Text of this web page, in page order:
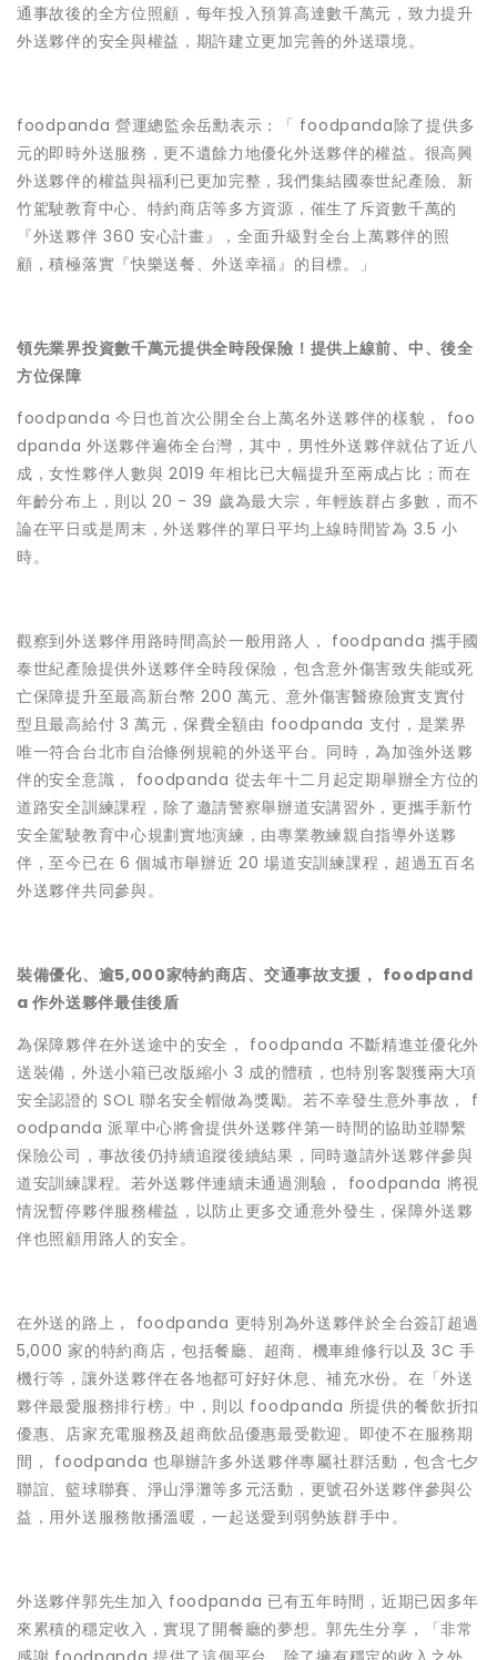
通事故後的全方位照顧，每年投入預算高達數千萬元，致力提升
外送夥伴的安全與權益，期許建立更加完善的外送環境。
foodpanda 營運總監余岳勳表示：「 foodpanda除了提供多
元的即時外送服務，更不遺餘力地優化外送夥伴的權益。很高興
外送夥伴的權益與福利已更加完整，我們集結國泰世紀產險、新
竹駕駛教育中心、特約商店等多方資源，催生了斥資數千萬的
『外送夥伴 360 安心計畫』，全面升級對全台上萬夥伴的照
顧，積極落實『快樂送餐、外送幸福』的目標。」
領先業界投資數千萬元提供全時段保險！提供上線前、中、後全
方位保障
foodpanda 今日也首次公開全台上萬名外送夥伴的樣貌， foo
dpanda 外送夥伴遍佈全台灣，其中，男性外送夥伴就佔了近八
成，女性夥伴人數與 2019 年相比已大幅提升至兩成占比；而在
年齡分布上，則以 20 - 39 歲為最大宗，年輕族群占多數，而不
論在平日或是周末，外送夥伴的單日平均上線時間皆為 3.5 小
時。
觀察到外送夥伴用路時間高於一般用路人， foodpanda 攜手國
泰世紀產險提供外送夥伴全時段保險，包含意外傷害致失能或死
亡保障提升至最高新台幣 200 萬元、意外傷害醫療險實支實付
型且最高給付 3 萬元，保費全額由 foodpanda 支付，是業界
唯一符合台北市自治條例規範的外送平台。同時，為加強外送夥
伴的安全意識， foodpanda 從去年十二月起定期舉辦全方位的
道路安全訓練課程，除了邀請警察舉辦道安講習外，更攜手新竹
安全駕駛教育中心規劃實地演練，由專業教練親自指導外送夥
伴，至今已在 6 個城市舉辦近 20 場道安訓練課程，超過五百名
外送夥伴共同參與。
裝備優化、逾5,000家特約商店、交通事故支援， foodpand
a 作外送夥伴最佳後盾
為保障夥伴在外送途中的安全， foodpanda 不斷精進並優化外
送裝備，外送小箱已改版縮小 3 成的體積，也特別客製獲兩大項
安全認證的 SOL 聯名安全帽做為獎勵。若不幸發生意外事故， f
oodpanda 派單中心將會提供外送夥伴第一時間的協助並聯繫
保險公司，事故後仍持續追蹤後續結果，同時邀請外送夥伴參與
道安訓練課程。若外送夥伴連續未通過測驗， foodpanda 將視
情況暫停夥伴服務權益，以防止更多交通意外發生，保障外送夥
伴也照顧用路人的安全。
在外送的路上， foodpanda 更特別為外送夥伴於全台簽訂超過
5,000 家的特約商店，包括餐廳、超商、機車維修行以及 3C 手
機行等，讓外送夥伴在各地都可好好休息、補充水份。在「外送
夥伴最愛服務排行榜」中，則以 foodpanda 所提供的餐飲折扣
優惠、店家充電服務及超商飲品優惠最受歡迎。即使不在服務期
間， foodpanda 也舉辦許多外送夥伴專屬社群活動，包含七夕
聯誼、籃球聯賽、淨山淨灘等多元活動，更號召外送夥伴參與公
益，用外送服務散播溫暖，一起送愛到弱勢族群手中。
外送夥伴郭先生加入 foodpanda 已有五年時間，近期已因多年
來累積的穩定收入，實現了開餐廳的夢想。郭先生分享，「非常